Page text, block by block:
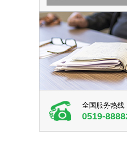
全国服务热线
0519-